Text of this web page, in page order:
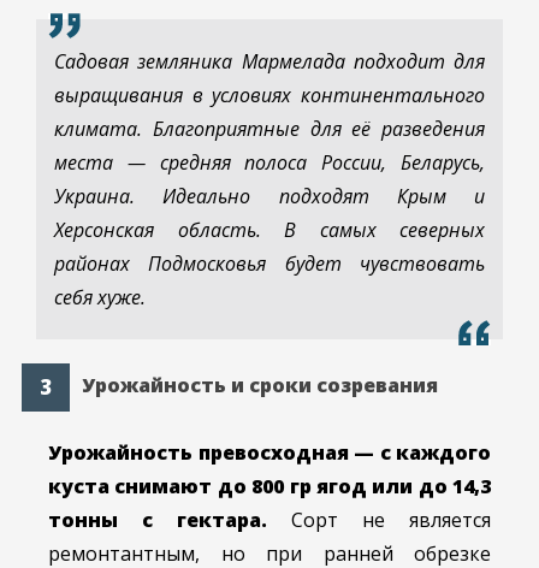
Садовая земляника Мармелада подходит для
выращивания в условиях континентального
климата. Благоприятные для её разведения
места — средняя полоса России, Беларусь,
Украина. Идеально подходят Крым и
Херсонская область. В самых северных
районах Подмосковья будет чувствовать
себя хуже.
Урожайность и сроки созревания
Урожайность превосходная — с каждого
куста снимают до 800 гр ягод или до 14,3
тонны с гектара. Сорт не является
ремонтантным, но при ранней обрезке